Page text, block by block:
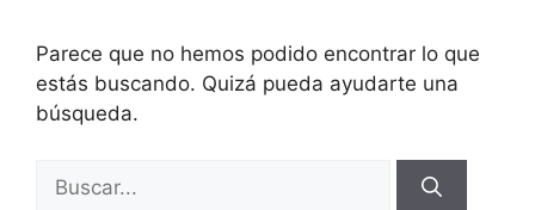
Parece que no hemos podido encontrar lo que
estás buscando. Quizá pueda ayudarte una
búsqueda.